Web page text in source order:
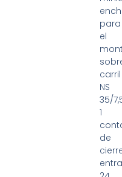
para
el
carril
NS
35/
1
de